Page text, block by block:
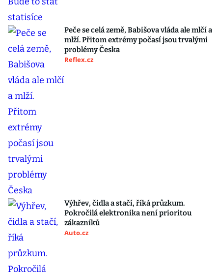
Peče se celá země, Babišova vláda ale mlčí a
mlží. Přitom extrémy počasí jsou trvalými
problémy Česka
Reflex.cz
Výhřev, čidla a stačí, říká průzkum.
Pokročilá elektronika není prioritou
zákazníků
Auto.cz